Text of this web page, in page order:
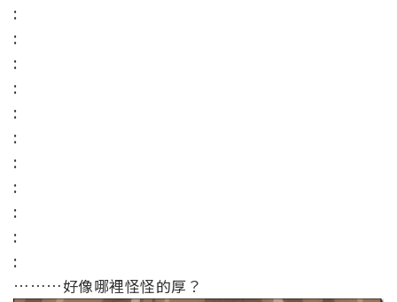
:
:
:
:
:
:
:
:
:
:
:
………好像哪裡怪怪的厚？